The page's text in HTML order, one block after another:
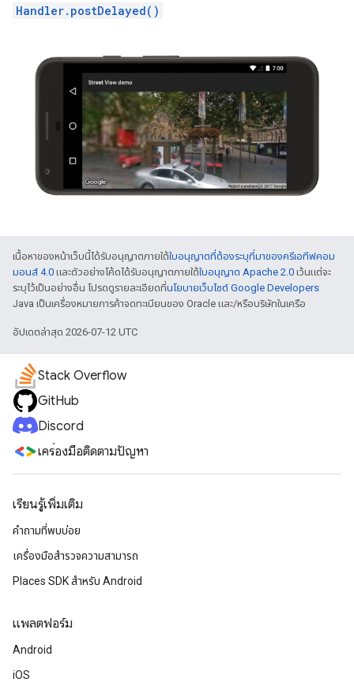
Handler.postDelayed()
เนื้อหาของหน้าเว็บนี้ได้รับอนุญาตภายใต้ใบอนุญาตที่ต้องระบุที่มาของครีเอทีฟคอม
มอนส์ 4.0 และตัวอย่างโค้ดได้รับอนุญาตภายใต้ใบอนุญาต Apache 2.0 เว้นแต่จะ
ระบุไว้เป็นอย่างอื่น โปรดดูรายละเอียดที่นโยบายเว็บไซต์ Google Developers
Java เป็นเครื่องหมายการค้าจดทะเบียนของ Oracle และ/หรือบริษัทในเครือ
อัปเดตล่าสุด 2026-07-12 UTC
Stack Overflow
GitHub
Discord
เครื่องมือติดตามปัญหา
เรียนรู้เพิ่มเติม
คำถามที่พบบ่อย
เครื่องมือสำรวจความสามารถ
Places SDK สำหรับ Android
แพลตฟอร์ม
Android
iOS